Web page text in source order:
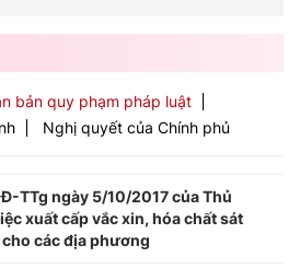
bản quy phạm pháp luật
Nghị quyết của Chính phủ
TTg ngày 5/10/2017 của Thủ
xuất cấp vắc xin, hóa chất sát
các địa phương